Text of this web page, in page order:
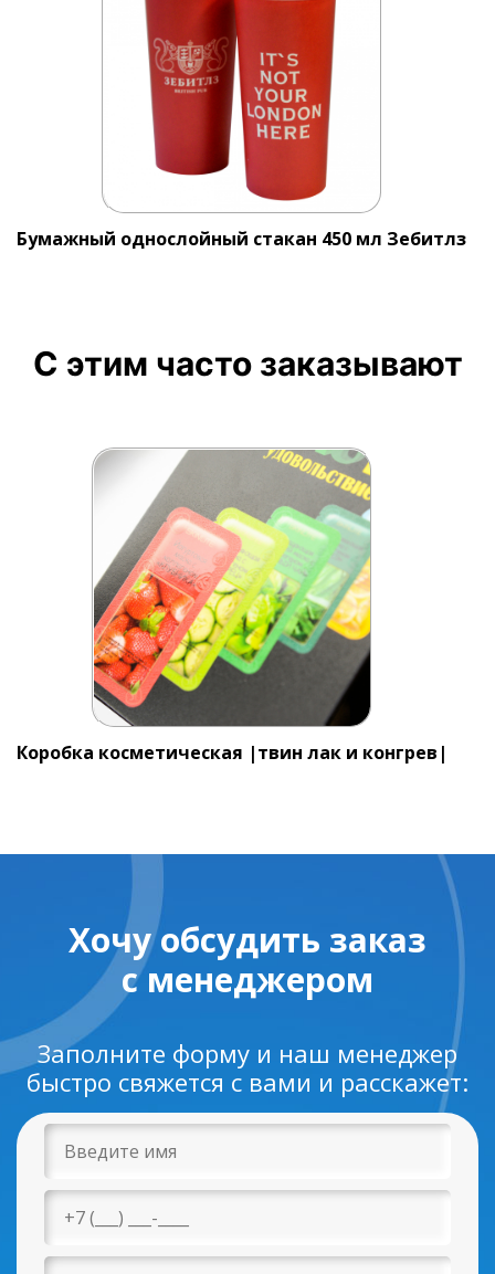
Бумажный однослойный стакан 450 мл Зебитлз
С этим часто заказывают
Коробка косметическая |твин лак и конгрев|
Хочу обсудить заказ
с менеджером
Заполните форму и наш менеджер
быстро свяжется с вами и расскажет: